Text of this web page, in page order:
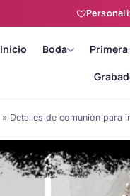
Inicio Boda
» Detalles de comunión para